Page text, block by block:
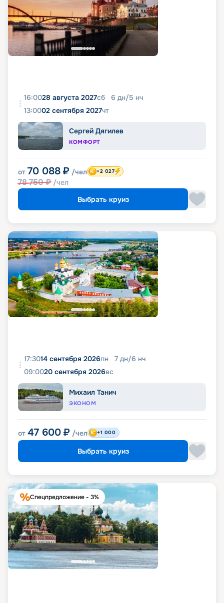
16:0028 августа 2027сб 6 дн/5 нч
13:0002 сентября 2027чт
Сергей Дягилев
КОМФОРТ
от 70 088 ₽ /чел
78 750₽ /чел
+2 027
Выбрать круиз
17:3014 сентября 2026пн 7 дн/6 нч
09:0020 сентября 2026вс
Михаил Танич
ЭКОНОМ
от 47 600 ₽ /чел +1 000
Выбрать круиз
Спецпредложение - 3%